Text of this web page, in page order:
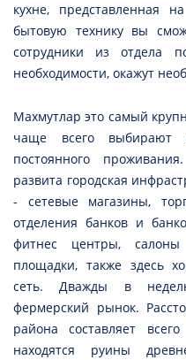
кухне, представленная
бытовую технику вы
сотрудники из отдела
необходимости, окажут
Махмутлар это самый
чаще всего выбирают
постоянного
развита городская
- сетевые магазины,
отделения банков и
фитнес центры,
площадки, также здесь
сеть. Дважды в
фермерский рынок.
района составляет
находятся руины